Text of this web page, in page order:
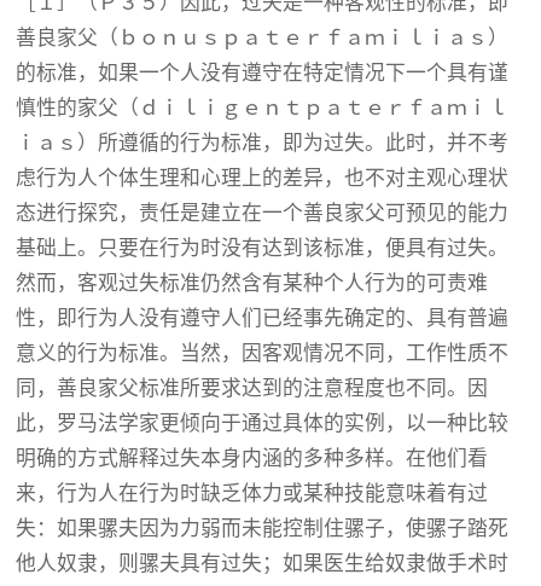
善良家父（ｂｏｎｕｓｐａｔｅｒｆａｍｉｌｉａｓ）
的标准，如果一个人没有遵守在特定情况下一个具有谨
慎性的家父（ｄｉｌｉｇｅｎｔｐａｔｅｒｆａｍｉｌ
ｉａｓ）所遵循的行为标准，即为过失。此时，并不考
虑行为人个体生理和心理上的差异，也不对主观心理状
态进行探究，责任是建立在一个善良家父可预见的能力
基础上。只要在行为时没有达到该标准，便具有过失。
然而，客观过失标准仍然含有某种个人行为的可责难
性，即行为人没有遵守人们已经事先确定的、具有普遍
意义的行为标准。当然，因客观情况不同，工作性质不
同，善良家父标准所要求达到的注意程度也不同。因
此，罗马法学家更倾向于通过具体的实例，以一种比较
明确的方式解释过失本身内涵的多种多样。在他们看
来，行为人在行为时缺乏体力或某种技能意味着有过
失：如果骡夫因为力弱而未能控制住骡子，使骡子踏死
他人奴隶，则骡夫具有过失；如果医生给奴隶做手术时